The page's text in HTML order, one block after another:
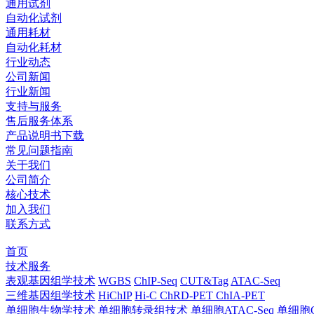
通用试剂
自动化试剂
通用耗材
自动化耗材
行业动态
公司新闻
行业新闻
支持与服务
售后服务体系
产品说明书下载
常见问题指南
关于我们
公司简介
核心技术
加入我们
联系方式
首页
技术服务
表观基因组学技术 WGBS ChIP-Seq CUT&Tag ATAC-Seq
三维基因组学技术 HiChIP Hi-C ChRD-PET ChIA-PET
单细胞生物学技术 单细胞转录组技术 单细胞ATAC-Seq 单细胞